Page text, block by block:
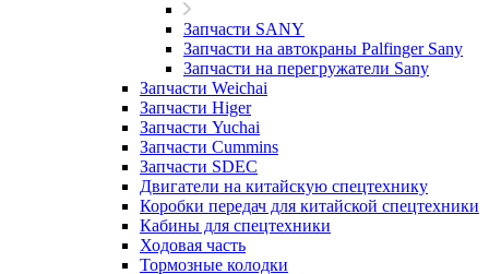
Запчасти SANY
Запчасти на автокраны Palfinger Sany
Запчасти на перегружатели Sany
Запчасти Weichai
Запчасти Higer
Запчасти Yuchai
Запчасти Cummins
Запчасти SDEC
Двигатели на китайскую спецтехнику
Коробки передач для китайской спецтехники
Кабины для спецтехники
Ходовая часть
Тормозные колодки